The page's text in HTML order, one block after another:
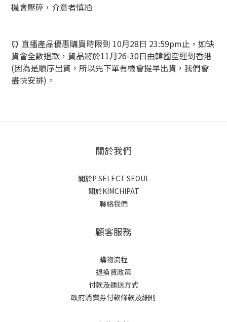
機會壓碎，介意者慎拍
⏰ 直播產品優惠購買時限到 10月28日 23:59pm止，如缺
貨會全數退款，貨品將於11月26-30日由韓國空運到香港
(因為是順序出貨，所以先下單有機會提早出貨，我們會
盡快安排)。
關於我們
關於P SELECT SEOUL
關於KIMCHIPAT
聯絡我們
顧客服務
購物流程
退換貨政策
付款及運送方式
政府消費券付款條款及細則